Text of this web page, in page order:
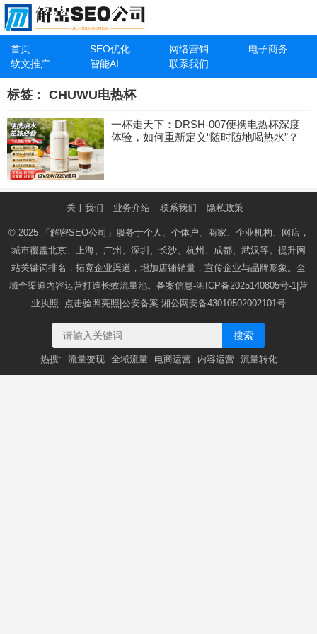
首页 SEO优化 网络营销
电子商务
软文推广
智能AI 联系我们
标签： CHUWU电热杯
一杯走天下：DRSH-007便携电热杯深度
体验，如何重新定义“随时随地喝热水”？
关于我们 业务介绍 联系我们 隐私政策
© 2025 「解密SEO公司」 服务于个人、个体户、商家、企业机构、网店，
城市覆盖北京、上海、广州、深圳、长沙、杭州、成都、武汉等。提升网
站关键词排名，拓宽企业渠道，增加店铺销量，宣传企业与品牌形象。全
域全渠道内容运营打造长效流量池。备案信息-湘ICP备2025140805号-1 |营
业执照- 点击验照亮照 |公安备案-湘公网安备43010502002101号
搜索
热搜: 流量变现 全域流量 电商运营 内容运营 流量转化